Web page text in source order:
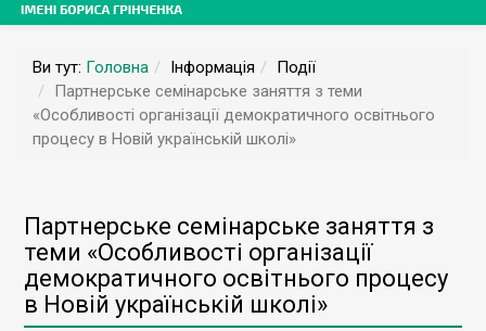
Ви тут: Головна Інформація
Події
Партнерське семінарське заняття з теми
«Особливості організації демократичного освітнього
процесу в Новій українській школі»
Партнерське семінарське заняття з
теми «Особливості організації
демократичного освітнього процесу
в Новій українській школі»